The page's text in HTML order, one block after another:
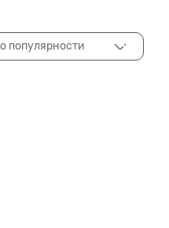
популярности